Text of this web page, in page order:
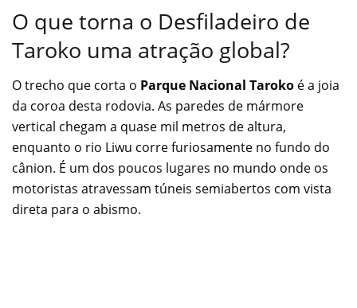
O que torna o Desfiladeiro de
Taroko uma atração global?
O trecho que corta o Parque Nacional Taroko é a joia
da coroa desta rodovia. As paredes de mármore
vertical chegam a quase mil metros de altura,
enquanto o rio Liwu corre furiosamente no fundo do
cânion. É um dos poucos lugares no mundo onde os
motoristas atravessam túneis semiabertos com vista
direta para o abismo.